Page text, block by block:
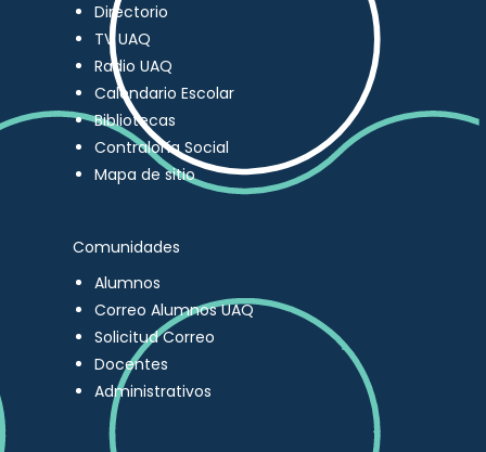
Directorio
TV UAQ
Radio UAQ
Calendario Escolar
Bibliotecas
Contraloría Social
Mapa de sitio
Comunidades
Alumnos
Correo Alumnos UAQ
Solicitud Correo
Docentes
Administrativos